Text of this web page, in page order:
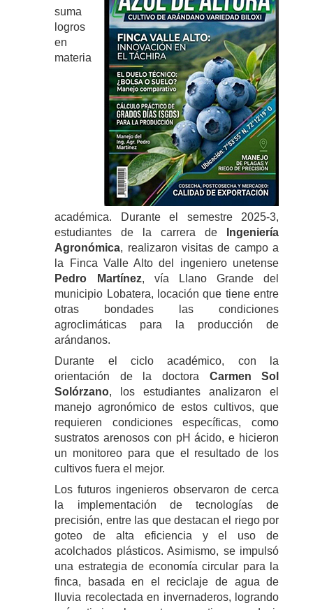
suma
logros
en
materia
académica. Durante el semestre 2025-3,
estudiantes de la carrera de
Ingeniería
Agronómica, realizaron visitas de campo a
la Finca Valle Alto del ingeniero unetense
Pedro Martínez, vía Llano Grande del
municipio Lobatera, locación que tiene entre
otras bondades las condiciones
agroclimáticas para la producción de
arándanos.
Durante el ciclo académico, con la
orientación de la doctora Carmen Sol
Solórzano, los estudiantes analizaron el
manejo agronómico de estos cultivos, que
requieren condiciones específicas, como
sustratos arenosos con pH ácido, e hicieron
un monitoreo para que el resultado de los
cultivos fuera el mejor.
Los futuros ingenieros observaron de cerca
la implementación de tecnologías de
precisión, entre las que destacan el riego por
goteo de alta eficiencia y el uso de
acolchados plásticos. Asimismo, se impulsó
una estrategia de economía circular para la
finca, basada en el reciclaje de agua de
lluvia recolectada en invernaderos, logrando